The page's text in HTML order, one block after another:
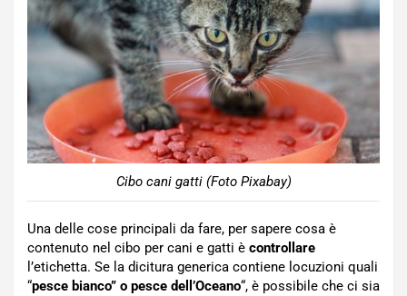
Cibo cani gatti (Foto Pixabay)
Una delle cose principali da fare, per sapere cosa è
contenuto nel cibo per cani e gatti è controllare
l’etichetta. Se la dicitura generica contiene locuzioni quali
“pesce bianco” o pesce dell’Oceano“, è possibile che ci sia